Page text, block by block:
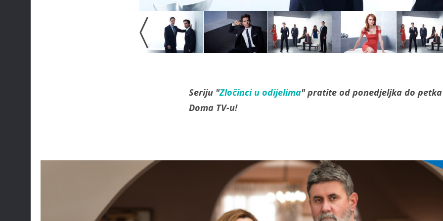
Seriju "Zločinci u odijelima" pratite od ponedjeljka do
Doma TV-u!